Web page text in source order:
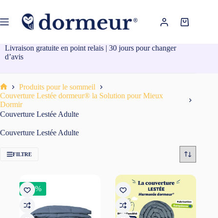
contenu
Panier
Livraison gratuite en point relais | 30 jours pour changer
d’avis
Accueil
Produits pour le sommeil
Couverture Lestée dormeur® la Solution pour Mieux
Dormir
Couverture Lestée Adulte
Couverture Lestée Adulte
FILTRE
-10%